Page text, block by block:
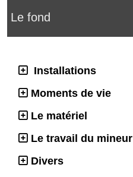
Le fond
Installations
Moments de vie
Le matériel
Le travail du mineur
Divers